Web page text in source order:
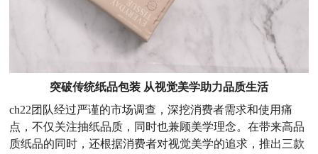
突破传统纸品包装 从视觉美学助力品质生活
ch22团队经过严谨的市场调查，深挖消费者需求和使用痛
点，不仅关注抽纸品质，同时也兼顾美学理念。在带来高品
质纸品的同时，还根据消费者对视觉美学的追求，推出三款